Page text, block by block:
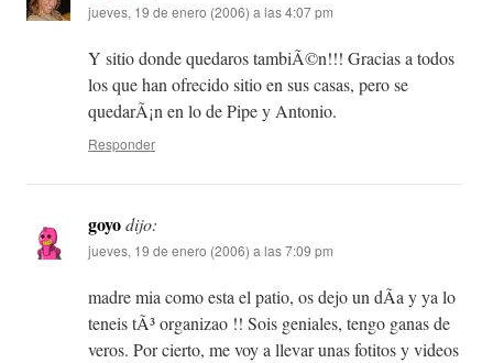
jueves, 19 de enero (2006) a las 4:07 pm
Y sitio donde quedaros tambiÃ©n!!! Gracias a todos
los que han ofrecido sitio en sus casas, pero se
quedarÃ¡n en lo de Pipe y Antonio.
Responder
goyodijo:
jueves, 19 de enero (2006) a las 7:09 pm
madre mia como esta el patio, os dejo un dÃ­a y ya lo
teneis tÃ³ organizao !! Sois geniales, tengo ganas de
veros. Por cierto, me voy a llevar unas fotitos y videos